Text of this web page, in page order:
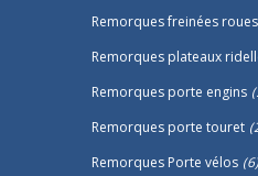
Remorques freinées
Remorques plateaux
Remorques porte engins
Remorques porte touret
Remorques Porte vélos (6)